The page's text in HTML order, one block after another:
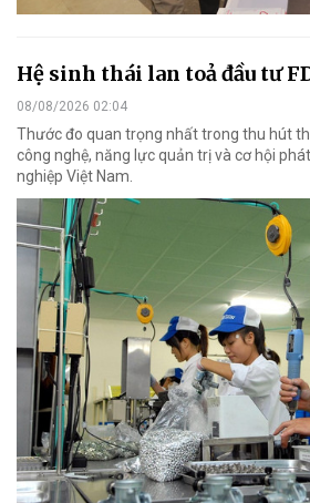
Hệ sinh thái lan toả đầu tư
08/08/2026 02:04
Thước đo quan trọng nhất trong thu hút
công nghệ, năng lực quản trị và cơ hội
nghiệp Việt Nam.